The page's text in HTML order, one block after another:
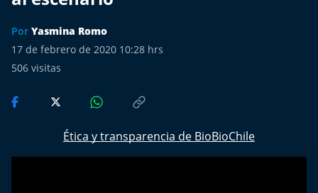
Del Fin del Mundo
Deportes
Conexión Digital
La Ruta del Pulsar
Por Yasmina Romo
17 de febrero de 2020 10:28 hrs
506 visitas
Ética y transparencia de BioBioChile